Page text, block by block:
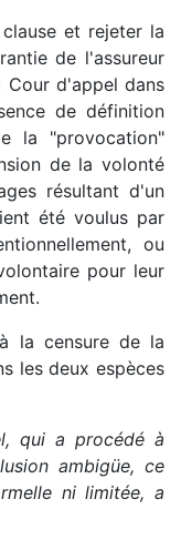
et rejeter la
de l'assureur
Cour d'appel dans
de définition
la "provocation"
de la volonté
résultant d'un
été voulus par
ou
pour leur
la censure de la
les deux espèces
qui a procédé à
ambigüe, ce
ni limitée, a